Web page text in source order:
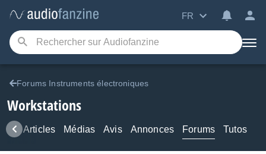
FR
Forums Instruments électroniques
Workstations
Articles Médias Avis Annonces Forums Tutos